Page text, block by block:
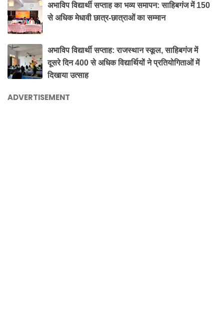
अभाविप विद्यार्थी सप्ताह का भव्य समापन: साहिबगंज में 150
से अधिक मेधावी छात्र-छात्राओं का सम्मान
अभाविप विद्यार्थी सप्ताह: राजस्थान स्कूल, साहिबगंज में
दूसरे दिन 400 से अधिक विद्यार्थियों ने प्रतियोगिताओं में
दिखाया उत्साह
ADVERTISEMENT